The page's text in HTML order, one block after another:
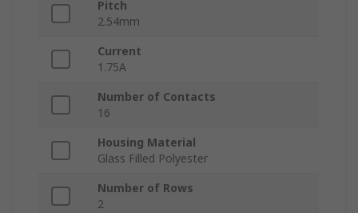
Pitch
2.54mm
Current
1.75A
Number of Contacts
16
Housing Material
Glass Filled Polyester
Number of Rows
2